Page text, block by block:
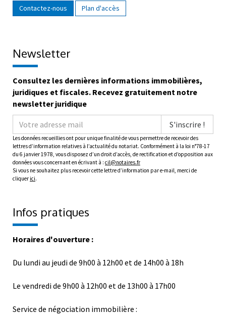
Contactez-nous Plan d'accès
Newsletter
Consultez les dernières informations immobilières,
juridiques et fiscales. Recevez gratuitement notre
newsletter juridique
S'inscrire !
Les données recueillies ont pour unique finalité de vous permettre de recevoir des
lettres d’information relatives à l’actualité du notariat. Conformément à la loi n°78-17
du 6 janvier 1978, vous disposez d’un droit d’accès, de rectification et d’opposition aux
données vous concernant en écrivant à : cil@notaires.fr
Si vous ne souhaitez plus recevoir cette lettre d’information par e-mail, merci de
cliquer ici.
Infos pratiques
Horaires d'ouverture :
Du lundi au jeudi de 9h00 à 12h00 et de 14h00 à 18h
Le vendredi de 9h00 à 12h00 et de 13h00 à 17h00
Service de négociation immobilière :